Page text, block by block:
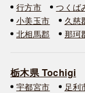
行方市
つくば
小美玉市
久慈
北相馬郡
那珂
栃木県 Tochigi
宇都宮市 足利